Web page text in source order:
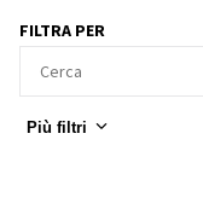
FILTRA PER
Più filtri